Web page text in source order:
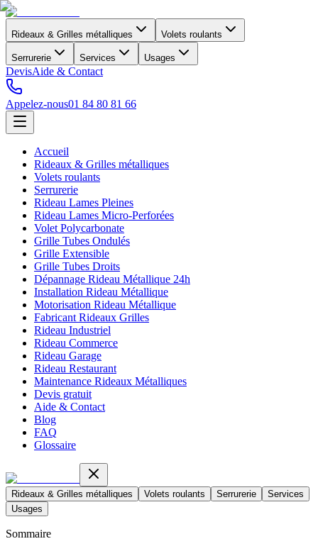
Rideaux & Grilles métalliques Volets roulants
Serrurerie Services Usages
DevisAide & Contact
Appelez-nous01 84 80 81 66
Accueil
Rideaux & Grilles métalliques
Volets roulants
Serrurerie
Rideau Lames Pleines
Rideau Lames Micro-Perforées
Volet Polycarbonate
Grille Tubes Ondulés
Grille Extensible
Grille Tubes Droits
Dépannage Rideau Métallique 24h
Installation Rideau Métallique
Motorisation Rideau Métallique
Fabricant Rideaux Grilles
Rideau Industriel
Rideau Commerce
Rideau Garage
Rideau Restaurant
Maintenance Rideaux Métalliques
Devis gratuit
Aide & Contact
Blog
FAQ
Glossaire
Rideaux & Grilles métalliques Volets roulants Serrurerie
Services
Usages
Sommaire